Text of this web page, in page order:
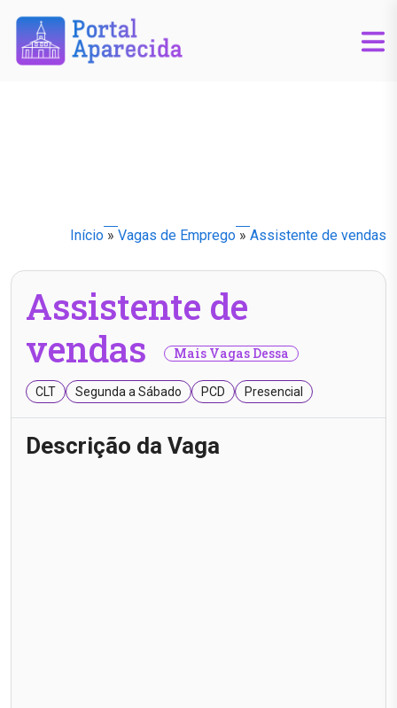
Início » Vagas de Emprego » Assistente de vendas
Assistente de
vendas
Mais Vagas Dessa
CLT Segunda a Sábado PCD Presencial
Descrição da Vaga